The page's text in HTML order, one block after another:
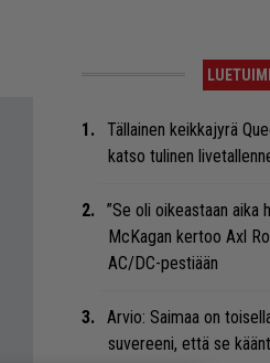
Tällainen keikkajyrä
katso tulinen
”Se oli oikeastaan aika
McKagan kertoo Axl
AC/DC-pestiään
Arvio: Saimaa on
suvereeni, että se